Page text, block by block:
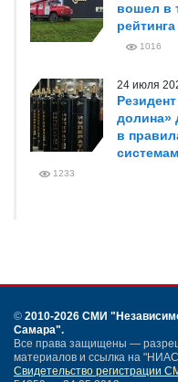
вошел в
1016
24 июля
долина»
в
системам
1233
© 2010-2026 СМИ
Самара".
Все права защищены —
материалов и ссылка на
Свидетельство регистрации